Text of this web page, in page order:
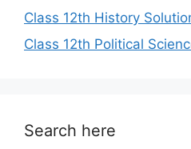
Class 12th History
Class 12th Political
Search here